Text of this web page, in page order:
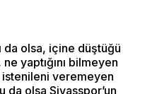
da olsa, içine düştüğü
yaptığını bilmeyen
veremeyen
olsa Sivasspor’un